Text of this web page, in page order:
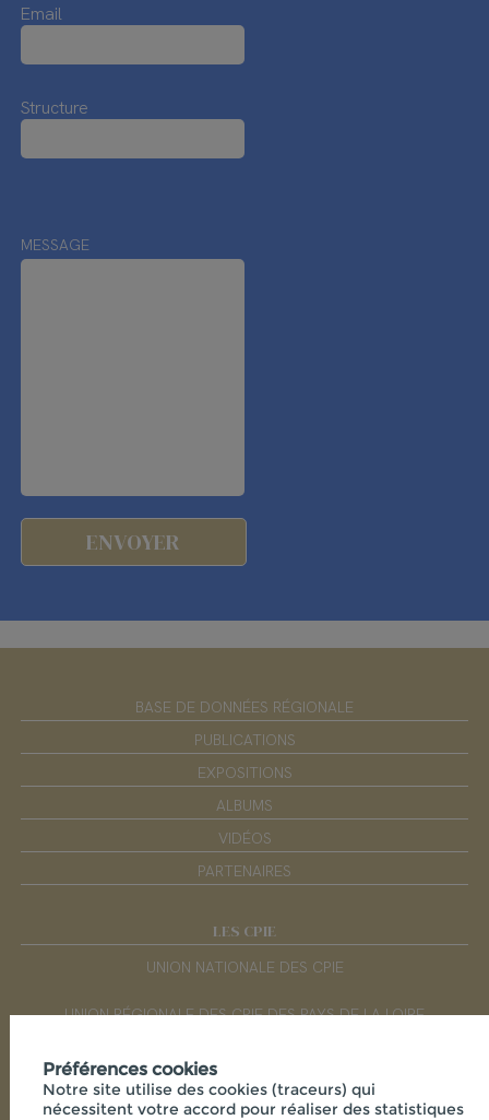
Email
Structure
MESSAGE
BASE DE DONNÉES RÉGIONALE
PUBLICATIONS
EXPOSITIONS
ALBUMS
VIDÉOS
PARTENAIRES
LES CPIE
UNION NATIONALE DES CPIE
UNION RÉGIONALE DES CPIE DES PAYS DE LA LOIRE
RÉSEAUX SOCIAUX
Préférences cookies
Notre site utilise des cookies (traceurs) qui
nécessitent votre accord pour réaliser des statistiques